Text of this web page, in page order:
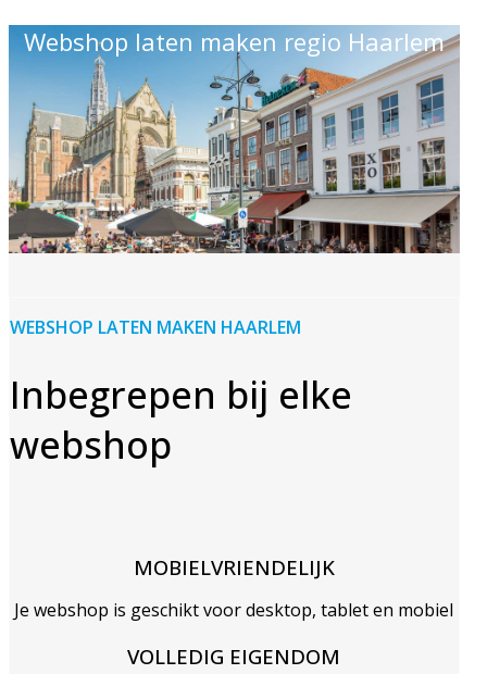
Webshop laten maken regio Haarlem
WEBSHOP LATEN MAKEN HAARLEM
Inbegrepen bij elke
webshop
MOBIELVRIENDELIJK
Je webshop is geschikt voor desktop, tablet en mobiel
VOLLEDIG EIGENDOM